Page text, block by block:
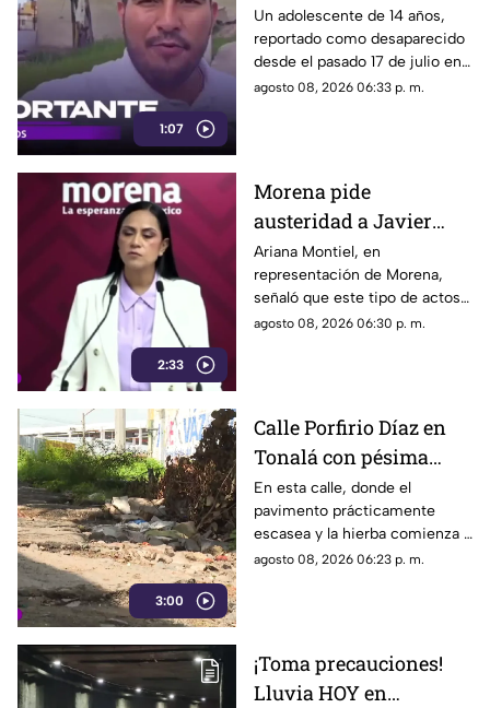
1:07
Tlaquepaque es
trasladado a Jalisco
tras ser localizado en
Michoacán
Un adolescente de 14 años,
reportado como desaparecido
desde el pasado 17 de julio en
Tlaquepaque, fue localizado
agosto 08, 2026 06:33 p. m.
2:33
Morena pide
austeridad a Javier
May, pero el ejemplo
parece faltar en casa
Ariana Montiel, en
representación de Morena,
señaló que este tipo de actos y
el gasto de recursos
austeridad establecidos por el
partido.
agosto 08, 2026 06:30 p. m.
3:00
Calle Porfirio Díaz en
Tonalá con pésima
vialidad y basura por
todas partes
En esta calle, donde el
pavimento prácticamente
escasea y la hierba comienza a
ganar terreno, los vecinos
resultados.
agosto 08, 2026 06:23 p. m.
¡Toma precauciones!
Lluvia HOY en